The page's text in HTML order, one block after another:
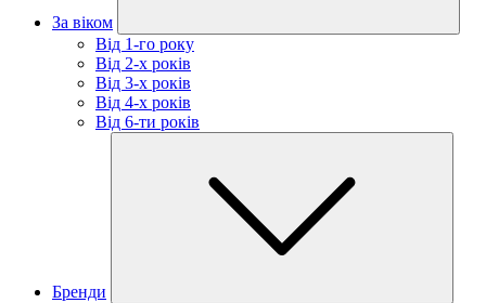
За віком
Від 1-го року
Від 2-х років
Від 3-х років
Від 4-х років
Від 6-ти років
Бренди